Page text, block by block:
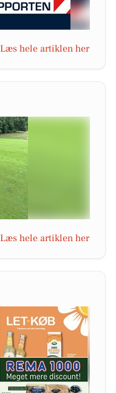
Læs hele artiklen her
Læs hele artiklen her